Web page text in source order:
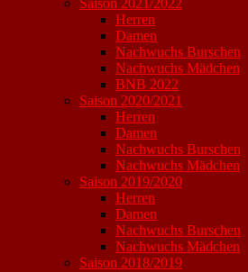
Saison 2021/2022
Herren
Damen
Nachwuchs Burschen
Nachwuchs Mädchen
BNB 2022
Saison 2020/2021
Herren
Damen
Nachwuchs Burschen
Nachwuchs Mädchen
Saison 2019/2020
Herren
Damen
Nachwuchs Burschen
Nachwuchs Mädchen
Saison 2018/2019